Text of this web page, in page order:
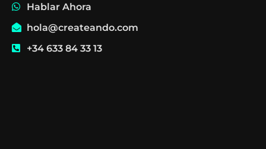
Hablar Ahora
hola@createando.com
+34 633 84 33 13